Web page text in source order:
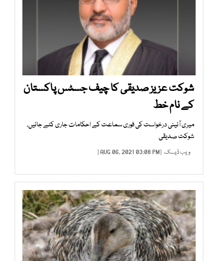
شوکت عزیز صدیقی کا چیف جسٹس پاکستان
کے نام خط
میری آئینی درخواست کی فوری سماعت کے احکامات جاری کئے جائیں،
شوکت صدیقی
ویب ڈیسک | AUG 06, 2021 03:08 PM |